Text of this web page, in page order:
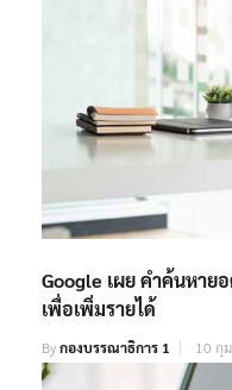
Google เผย คำค้นหา
เพื่อเพิ่มรายได้
Byกองบรรณาธิการ 1 10 กุ